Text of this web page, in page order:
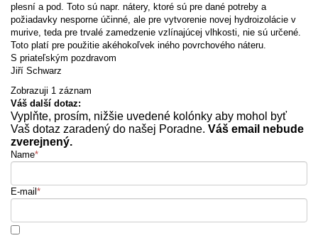
plesní a pod. Toto sú napr. nátery, ktoré sú pre dané potreby a
požiadavky nesporne účinné, ale pre vytvorenie novej hydroizolácie v
murive, teda pre trvalé zamedzenie vzlínajúcej vlhkosti, nie sú určené.
Toto platí pre použitie akéhokoľvek iného povrchového náteru.
S priateľským pozdravom
Jiří Schwarz
Zobrazuji 1 záznam
Váš další dotaz:
Vyplňte, prosím, nižšie uvedené kolónky aby mohol byť
Vaš dotaz zaradený do našej Poradne. Váš email nebude
zverejnený.
Name*
E-mail *